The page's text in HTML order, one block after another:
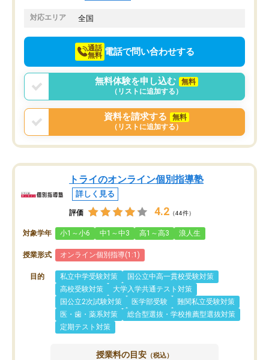
対応エリア 全国
通話
無料 電話で問い合わせする
無料体験を申し込む
無料
（リストに追加する）
資料を請求する
無料
（リストに追加する）
トライのオンライン個別指導塾
詳しく見る
評価 4.2 （44件）
対象学年 小1～小6 中1～中3 高1～高3 浪人生
授業形式 オンライン個別指導(1:1)
目的 私立中学受験対策
国公立中高一貫校受験対策
高校受験対策
大学入学共通テスト対策
国公立2次試験対策
医学部受験
難関私立受験対策
医・歯・薬系対策
総合型選抜・学校推薦型選抜対策
定期テスト対策
授業料の目安 （税込）